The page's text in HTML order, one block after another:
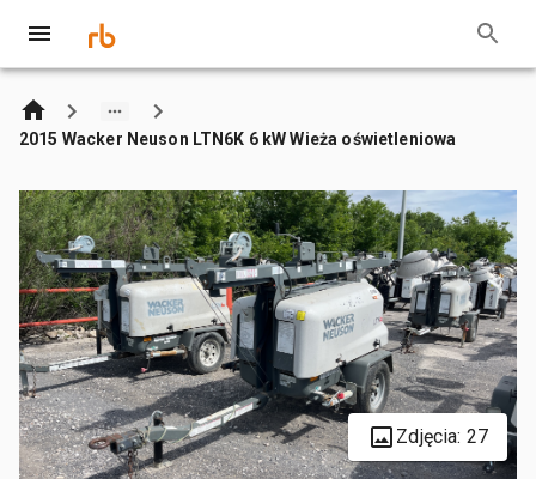
2015 Wacker Neuson LTN6K 6 kW Wieża oświetleniowa
Zdjęcia: 27